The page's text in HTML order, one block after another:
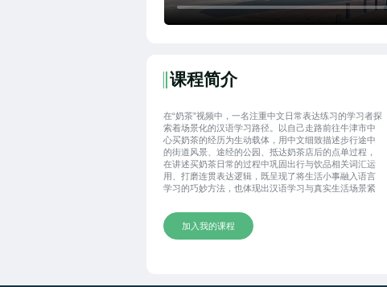
课程简介
在“奶茶”视频中，一名注重中文日常表达练习的学习者探
索着场景化的汉语学习路径。以自己走路前往牛津市中
心买奶茶的经历为生动载体，用中文细致描述步行途中
的街道风景、途经的公园、抵达奶茶店后的点单过程，
在讲述买奶茶日常的过程中巩固出行与饮品相关词汇运
用、打磨连贯表达逻辑，既呈现了将生活小事融入语言
学习的巧妙方法，也体现出汉语学习与真实生活场景紧
加入我的课程